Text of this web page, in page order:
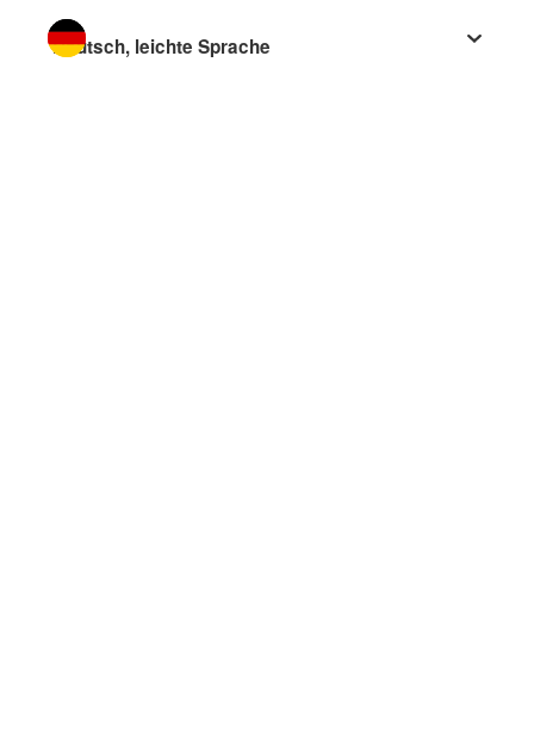
Sprache wechseln zu